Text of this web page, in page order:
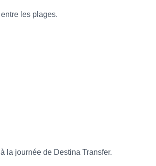
les plages.
la journée de Destina Transfer.